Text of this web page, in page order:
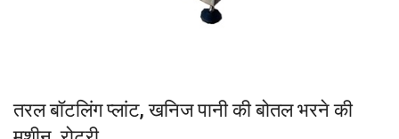
तरल बॉटलिंग प्लांट, खनिज पानी की बोतल भरने की